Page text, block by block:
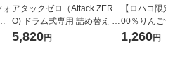
アタックゼロ（Attack ZER
O) ドラム式専用 詰め替え メ
ガジャンボ 2300g 1セット
5,820円
【ロハコ限定
00％りんごジ
箱（18本入）
1,260円